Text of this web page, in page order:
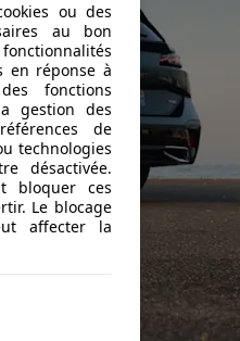
ou des
au bon
en réponse à
fonctions
gestion des
de
technologies
désactivée.
bloquer ces
Le blocage
affecter la